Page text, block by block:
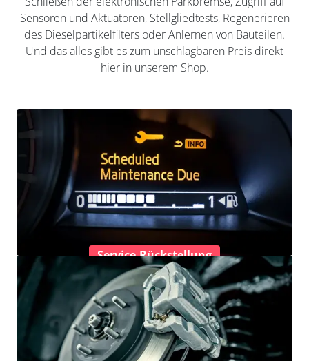
Sensoren und Aktuatoren, Stellgliedtests, Regenerieren
des Dieselpartikelfilters oder Anlernen von Bauteilen.
Und das alles gibt es zum unschlagbaren Preis direkt
hier in unserem Shop.
Service-Rückstellung